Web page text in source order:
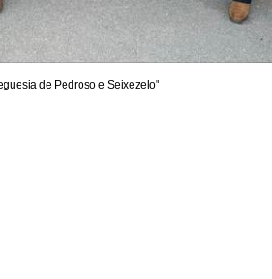
de Pedroso e Seixezelo"